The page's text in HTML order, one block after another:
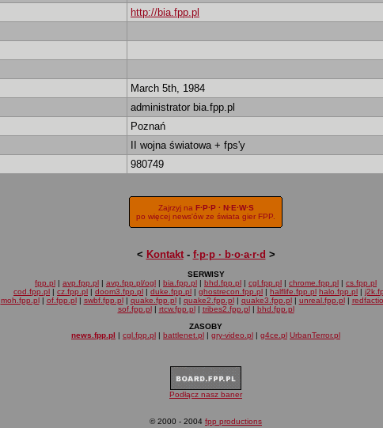
http://bia.fpp.pl
March 5th, 1984
administrator bia.fpp.pl
Poznań
II wojna światowa + fps'y
980749
Zajrzyj na F·P·P · N·E·W·S
po więcej news'ów ze świata gier FPP.
< Kontakt- f·p·p · b·o·a·r·d >
SERWISY
fpp.pl | avp.fpp.pl | avp.fpp.pl/ogl | bia.fpp.pl | bhd.fpp.pl | cgl.fpp.pl | chrome.fpp.pl | cs.fpp.pl
cod.fpp.pl | cz.fpp.pl | doom3.fpp.pl | duke.fpp.pl | ghostrecon.fpp.pl | halflife.fpp.pl halo.fpp.pl |
moh.fpp.pl| of.fpp.pl| swbf.fpp.pl| quake.fpp.pl| quake2.fpp.pl| quake3.fpp.pl| unreal.fpp.pl|
sof.fpp.pl| rtcw.fpp.pl| tribes2.fpp.pl| bhd.fpp.pl
ZASOBY
news.fpp.pl | cgl.fpp.pl | battlenet.pl | gry-video.pl | g4ce.pl UrbanTerror.pl
Podłącz nasz baner
© 2000 - 2004 fpp productions